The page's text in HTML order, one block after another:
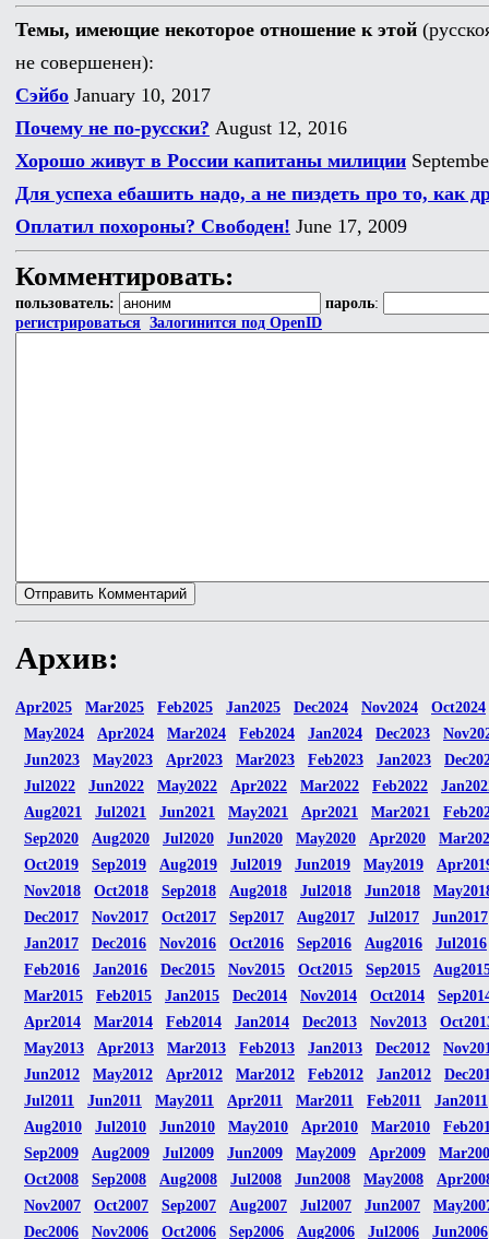
Темы, имеющие некоторое отношение к этой
не совершенен):
Сэйбо January 10, 2017
Почему не по-русски? August 12, 2016
Хорошо живут в России капитаны милиции
Для успеха ебашить надо, а не пиздеть про то, как
Оплатил похороны? Свободен! June 17, 2009
Комментировать:
пользователь: пароль:
регистрироваться Залогинится под OpenID
Архив:
Apr2025 Mar2025 Feb2025 Jan2025 Dec2024 Nov2024
Oct2024
May2024
Apr2024 Mar2024 Feb2024 Jan2024 Dec2023
Jun2023
May2023 Apr2023 Mar2023 Feb2023 Jan2023
Jul2022
Jun2022 May2022 Apr2022 Mar2022 Feb2022
Aug2021
Jul2021 Jun2021 May2021 Apr2021 Mar2021
Sep2020
Aug2020 Jul2020 Jun2020 May2020 Apr2020
Oct2019
Sep2019 Aug2019 Jul2019 Jun2019 May2019
Nov2018
Oct2018 Sep2018 Aug2018 Jul2018 Jun2018
Dec2017
Nov2017 Oct2017 Sep2017 Aug2017 Jul2017
Jun2017
Jan2017
Dec2016 Nov2016 Oct2016 Sep2016 Aug2016
Jul2016
Feb2016
Jan2016 Dec2015 Nov2015 Oct2015 Sep2015
Mar2015
Feb2015 Jan2015 Dec2014 Nov2014 Oct2014
Apr2014
Mar2014 Feb2014 Jan2014 Dec2013 Nov2013
May2013
Apr2013 Mar2013 Feb2013 Jan2013 Dec2012
Jun2012
May2012 Apr2012 Mar2012 Feb2012 Jan2012
Jul2011
Jun2011 May2011 Apr2011 Mar2011 Feb2011
Jan2011
Aug2010
Jul2010 Jun2010 May2010 Apr2010 Mar2010
Sep2009
Aug2009 Jul2009 Jun2009 May2009 Apr2009
Oct2008
Sep2008 Aug2008 Jul2008 Jun2008 May2008
Nov2007
Oct2007 Sep2007 Aug2007 Jul2007 Jun2007
Dec2006
Nov2006 Oct2006 Sep2006 Aug2006 Jul2006 Jun2006